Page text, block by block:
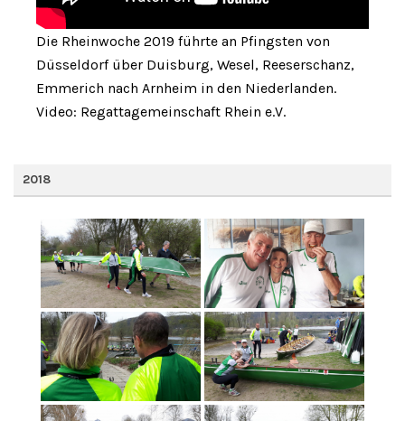
Die Rheinwoche 2019 führte an Pfingsten von
Düsseldorf über Duisburg, Wesel, Reeserschanz,
Emmerich nach Arnheim in den Niederlanden.
Video: Regattagemeinschaft Rhein e.V.
2018